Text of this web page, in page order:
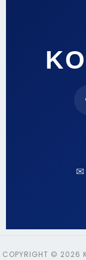
✉
COPYRIGHT © 2026